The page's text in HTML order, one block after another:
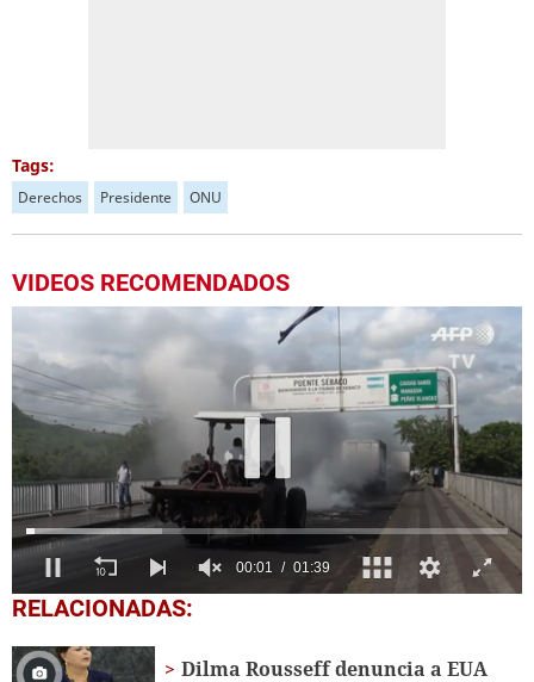
Tags:
Derechos Presidente ONU
VIDEOS RECOMENDADOS
0
of
minute,
39
00:04 01:39
RELACIONADAS:
Dilma Rousseff denuncia a EUA